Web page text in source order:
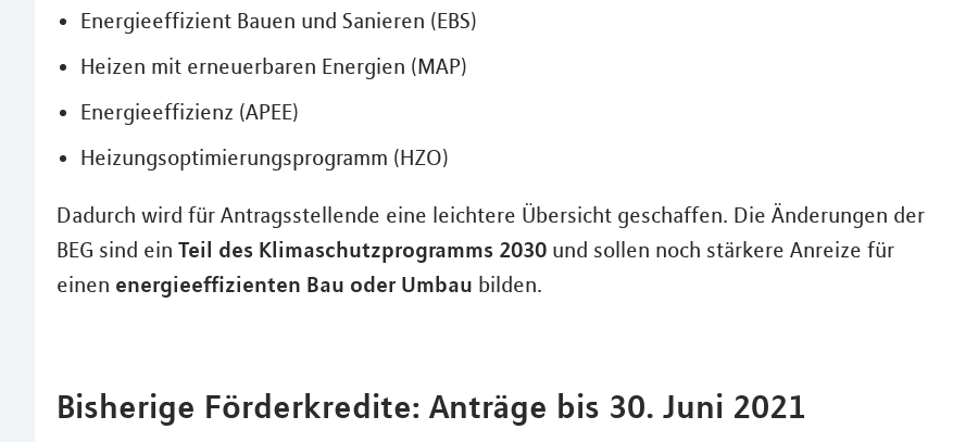
Energieeffizient Bauen und Sanieren (EBS)
Heizen mit erneuerbaren Energien (MAP)
Energieeffizienz (APEE)
Heizungsoptimierungsprogramm (HZO)
Dadurch wird für Antragsstellende eine leichtere Übersicht geschaffen. Die Änderungen der
BEG sind ein Teil des Klimaschutzprogramms 2030 und sollen noch stärkere Anreize für
einen energieeffizienten Bau oder Umbau bilden.
Bisherige Förderkredite: Anträge bis 30. Juni 2021